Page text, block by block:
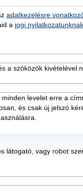
adatkezelésre
a jogi nyilatkozatunknak
a szóközök kivételével
levelet erre a
és csak új jelszó
látogató, vagy robot